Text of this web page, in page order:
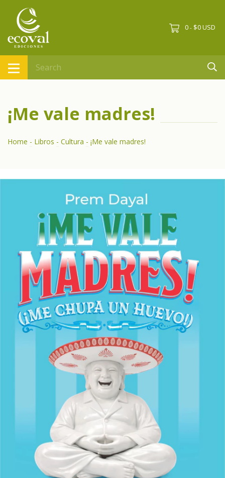
0 - $0 USD
¡Me vale madres!
Home - Libros - Cultura - ¡Me vale madres!